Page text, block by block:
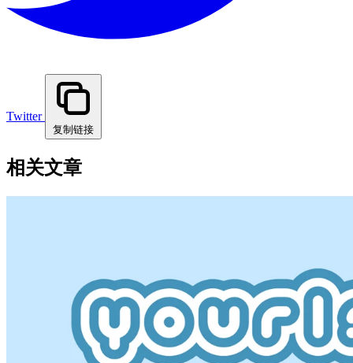
Twitter
复制链接
相关文章